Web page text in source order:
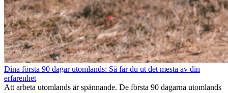
Dina första 90 dagar utomlands: Så får du ut det mesta av din
erfarenhet
Att arbeta utomlands är spännande. De första 90 dagarna utomlands